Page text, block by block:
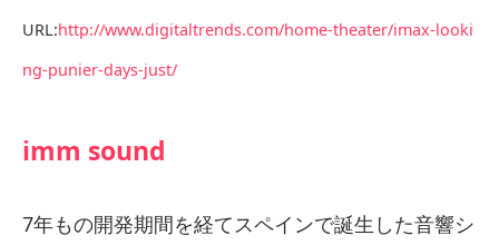
URL:http://www.digitaltrends.com/home-theater/imax-looki
ng-punier-days-just/
imm sound
7年もの開発期間を経てスペインで誕生した音響シ